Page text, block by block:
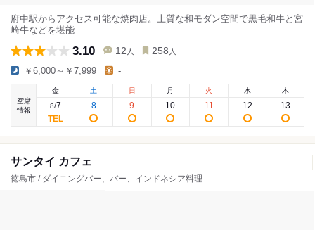
府中駅からアクセス可能な焼肉店。上質な和モダン空間で黒毛和牛と宮
崎牛などを堪能
3.10 12 人 258 人
￥6,000～￥7,999 -
空席
情報
金
8/7
土
8
日
9
月
10
火
11
水
12
木
13
サンタイ カフェ
徳島市 / ダイニングバー、バー、インドネシア料理